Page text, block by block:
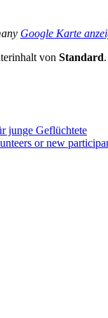
Google Karte
von Standard
junge Geflüchtete
or new